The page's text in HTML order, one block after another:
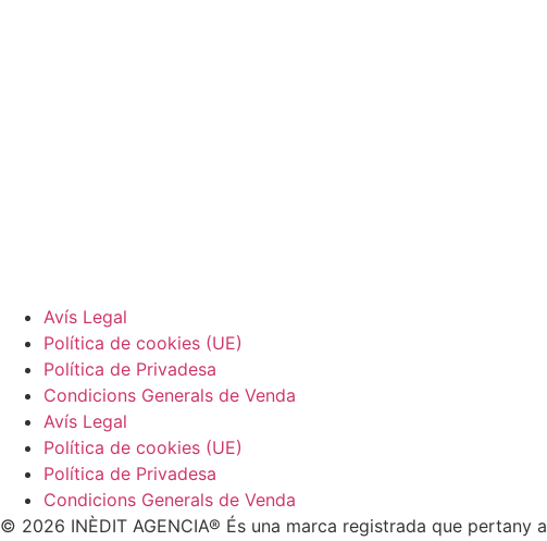
Avís Legal
Política de cookies (UE)
Política de Privadesa
Condicions Generals de Venda
Avís Legal
Política de cookies (UE)
Política de Privadesa
Condicions Generals de Venda
© 2026 INÈDIT AGENCIA® És una marca registrada que pertany a